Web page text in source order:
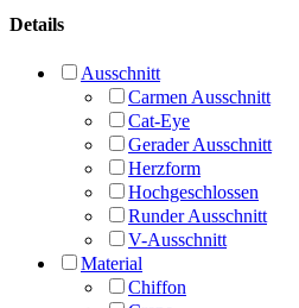
Details
Ausschnitt
Carmen Ausschnitt
Cat-Eye
Gerader Ausschnitt
Herzform
Hochgeschlossen
Runder Ausschnitt
V-Ausschnitt
Material
Chiffon